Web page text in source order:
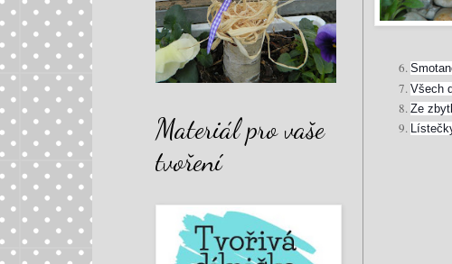
Všech
Ze
Materiál pro vaše
tvoření